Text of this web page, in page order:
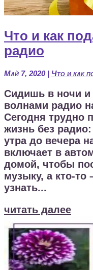
Что и как
радио
Май 7, 2020| Что и как
Сидишь в ночи
волнами радио
Сегодня трудно
жизнь без
утра до вечера
включает в
домой, чтобы
музыку, а кто-то
узнать...
читать далее